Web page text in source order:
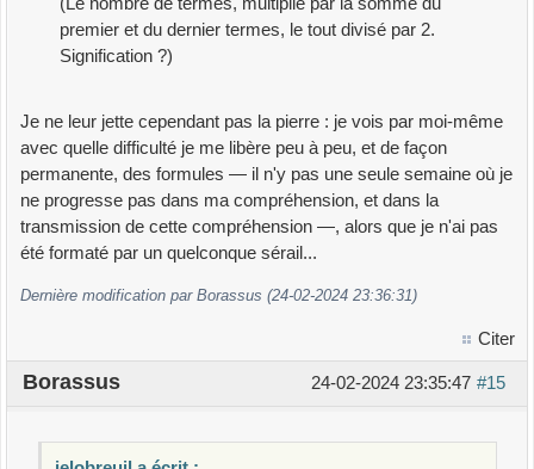
premier et du dernier termes, le tout divisé par 2.
Signification ?)
Je ne leur jette cependant pas la pierre : je vois par moi-même
avec quelle difficulté je me libère peu à peu, et de façon
permanente, des formules — il n'y pas une seule semaine où je
ne progresse pas dans ma compréhension, et dans la
transmission de cette compréhension —, alors que je n'ai pas
été formaté par un quelconque sérail...
Dernière modification par Borassus (24-02-2024 23:36:31)
Citer
#15
24-02-2024 23:35:47
Borassus